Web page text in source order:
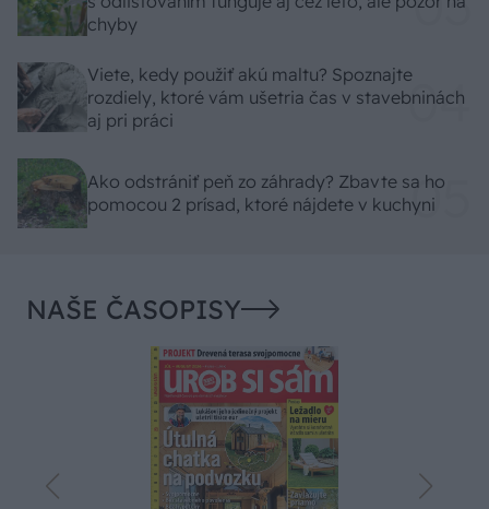
chyby
Viete, kedy použiť akú maltu? Spoznajte
rozdiely, ktoré vám ušetria čas v stavebninách
aj pri práci
Ako odstrániť peň zo záhrady? Zbavte sa ho
pomocou 2 prísad, ktoré nájdete v kuchyni
NAŠE ČASOPISY